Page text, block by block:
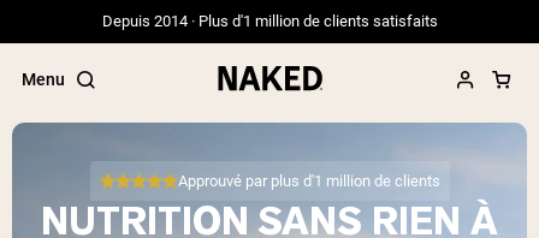
Depuis 2014 · Plus d'1 million de clients satisfaits
Menu
Approuvé par plus d'1 million de clients
NUTRITION SANS RIEN À